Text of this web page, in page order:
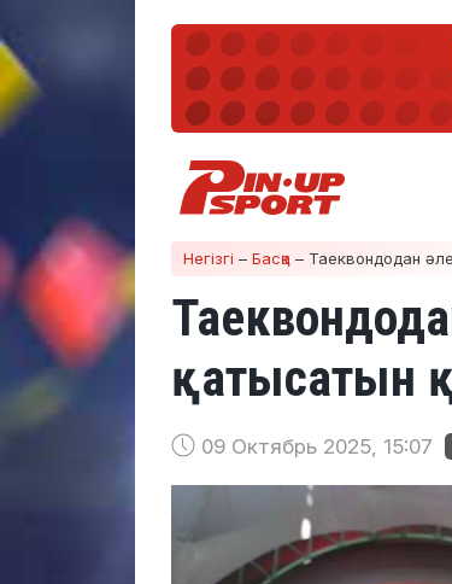
Негізгі – Басқа – Таеквондодан
қатысатын
09 Октябрь 2025, 15:07